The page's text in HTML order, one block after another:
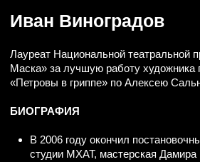
С 2017 года работает в театральных постановках как
художник-сценограф и художник по костюмам, видео
художник. Работы можно увидеть на сцене таких
театров как: Современник, Театр на Таганке, СТИ,
академический театр драмы, ТЮЗ в Нижнем Новгороде
Филипп Шейн